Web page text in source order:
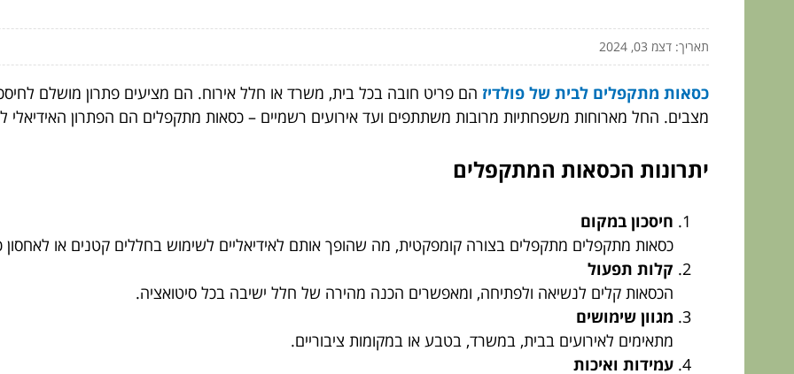
תאריך: דצמ 03, 2024
כסאות מתקפלים לבית של פולדיז הם פריט חובה בכל בית, משרד או חלל אירוח. הם מציעים פתרון מושלם
מצבים. החל מארוחות משפחתיות מרובות משתתפים ועד אירועים רשמיים – כסאות מתקפלים הם הפתרון האידיאלי
יתרונות הכסאות המתקפלים
חיסכון במקום
כסאות מתקפלים מתקפלים בצורה קומפקטית, מה שהופך אותם לאידיאליים לשימוש בחללים קטנים או
קלות תפעול
הכסאות קלים לנשיאה ולפתיחה, ומאפשרים הכנה מהירה של חלל ישיבה בכל סיטואציה.
מגוון שימושים
מתאימים לאירועים בבית, במשרד, בטבע או במקומות ציבוריים.
עמידות ואיכות